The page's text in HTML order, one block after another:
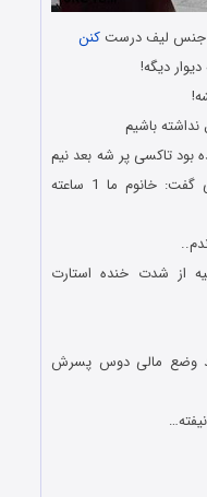
کنن
دیگه!
باشیم
شدم 1 نفر مونده بود تاکسی پر شه بعد نیم
ساعت یه دختره اومد راننده به شوخی گفت: خانوم ما 1 ساعته
از شدت خنده استارت
وضع مالی دوس پسرش